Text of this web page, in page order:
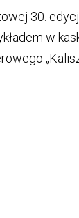
30.
w